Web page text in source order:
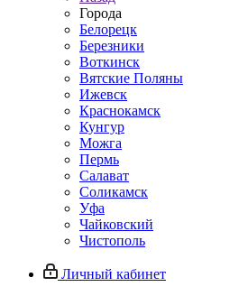
Города
Белорецк
Березники
Воткинск
Вятские Поляны
Ижевск
Краснокамск
Кунгур
Можга
Пермь
Салават
Соликамск
Уфа
Чайковский
Чистополь
Личный кабинет